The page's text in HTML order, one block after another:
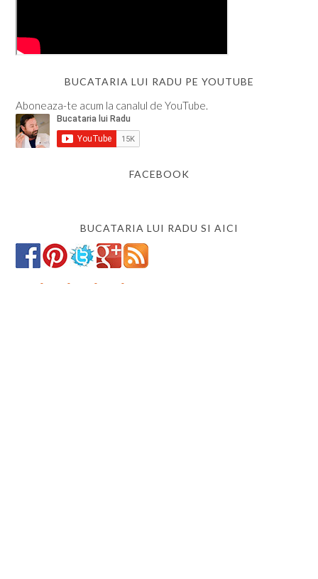
BUCATARIA LUI RADU PE YOUTUBE
Aboneaza-te acum la canalul de YouTube.
FACEBOOK
BUCATARIA LUI RADU SI AICI